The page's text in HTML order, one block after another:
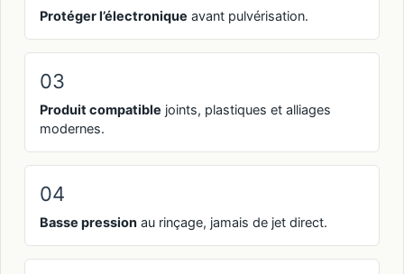
Protéger l’électronique avant pulvérisation.
03
Produit compatible joints, plastiques et alliages
modernes.
04
Basse pression au rinçage, jamais de jet direct.